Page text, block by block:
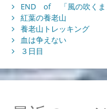
END of 「風の吹くま
紅葉の養老山
養老山トレッキング
血は争えない
３日目